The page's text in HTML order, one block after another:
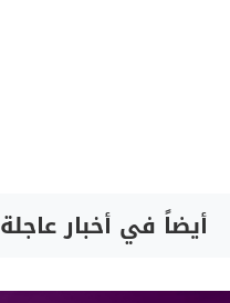
أيضاً في أخبار عاجلة